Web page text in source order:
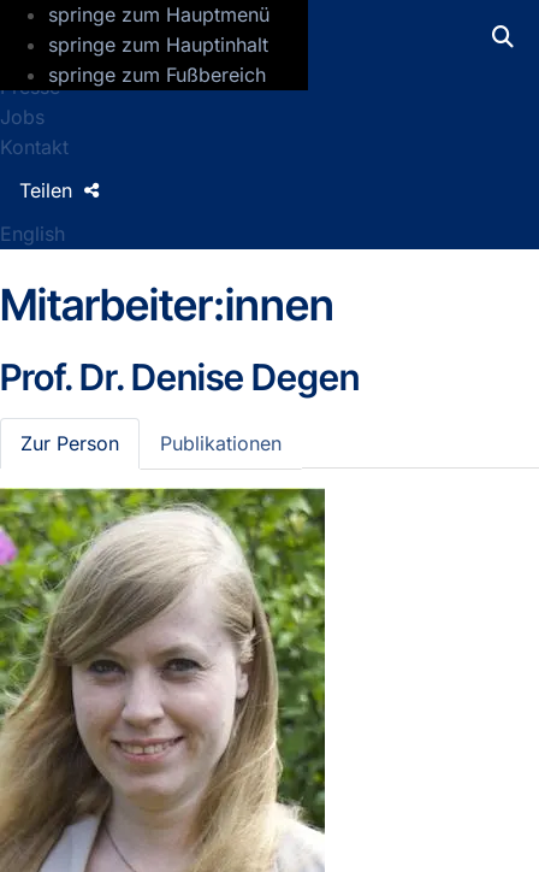
springe zum Hauptmenü
springe zum Hauptinhalt
springe zum Fußbereich
GFZ Helmholtz-Zentrum für
Presse
Jobs
Kontakt
English
Teilen
Mitarbeiter:innen
Prof. Dr.Denise Degen
Zur Person Publikationen